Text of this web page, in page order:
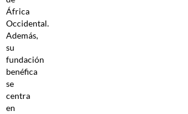
África
Occidental.
Además,
su
fundación
benéfica
se
centra
en